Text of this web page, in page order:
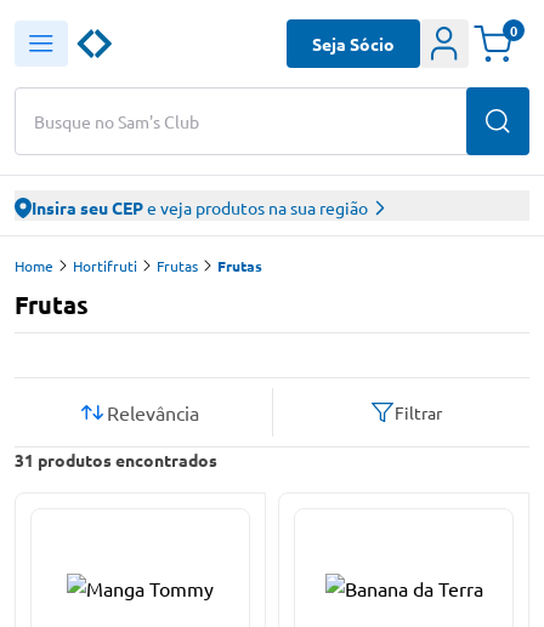
Busque no Sam's Club
Seja Sócio
0
Insira seu CEPe veja produtos na sua região
Home Hortifruti Frutas Frutas
Frutas
31 produtos encontrados
Relevância Filtrar